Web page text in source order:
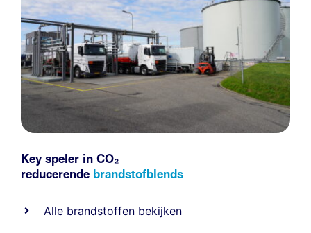
Key speler in CO₂
reducerende brandstofblends
Alle brandstoffen bekijken